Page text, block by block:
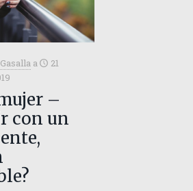
a
21
–
con un